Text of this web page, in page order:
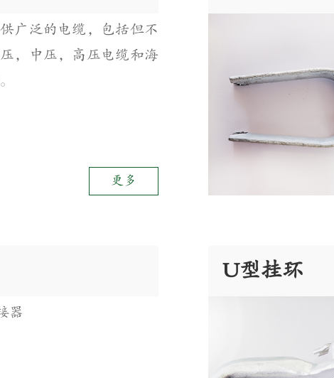
广泛的电缆，包括但不
，中压，高压电缆和海
更多
器
U型挂环